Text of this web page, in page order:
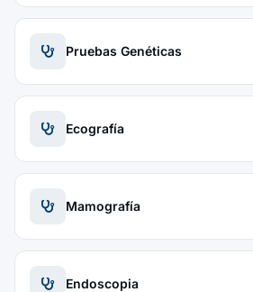
Pruebas Genéticas
Ecografía
Mamografía
Endoscopia